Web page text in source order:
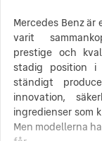
Mercedes Benz
varit
prestige och
stadig position i
ständigt
innovation,
ingredienser som
Men modellerna